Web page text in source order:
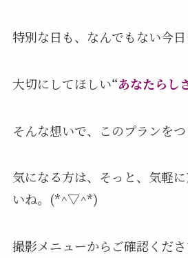
特別な日も、なんでもない今日
大切にしてほしい“あなたらし
そんな想いで、このプランをつ
気になる方は、そっと、気軽
いね。(*^▽^*)
撮影メニューからご確認くださ